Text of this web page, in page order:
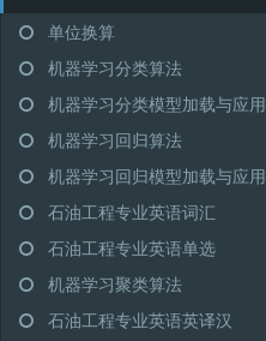
单位换算
机器学习分类算法
机器学习分类模型加载与应用
机器学习回归算法
机器学习回归模型加载与应用
石油工程专业英语词汇
石油工程专业英语单选
机器学习聚类算法
石油工程专业英语英译汉